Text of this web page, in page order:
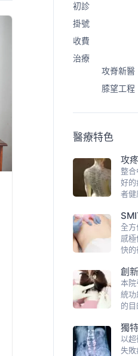
初診
掛號
收費
治療
攻脊新醫
膝望工程
醫療特色
攻
整合
好的
者健
全方
感
快的
創
本院
統功
的目
獨
以
失敗